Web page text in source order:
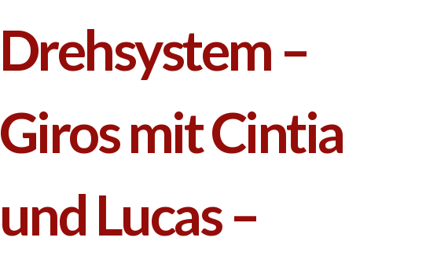
Drehsystem –
Giros mit Cintia
und Lucas –